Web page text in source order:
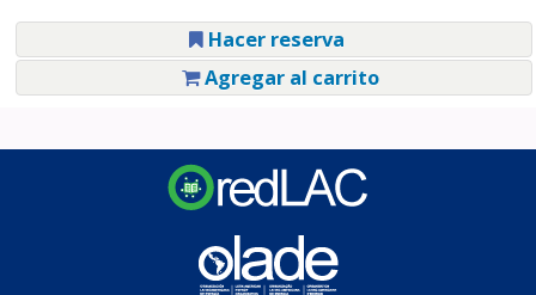
Hacer reserva
Agregar al carrito